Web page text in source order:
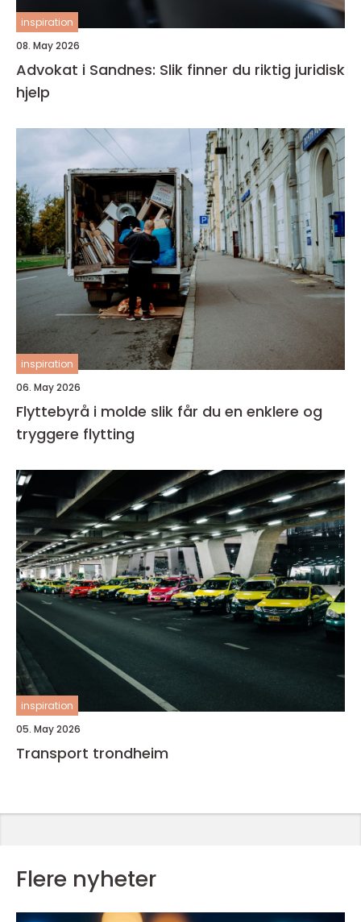
inspiration
08. May 2026
Advokat i Sandnes: Slik finner du riktig juridisk
hjelp
inspiration
06. May 2026
Flyttebyrå i molde slik får du en enklere og
tryggere flytting
inspiration
05. May 2026
Transport trondheim
Flere nyheter